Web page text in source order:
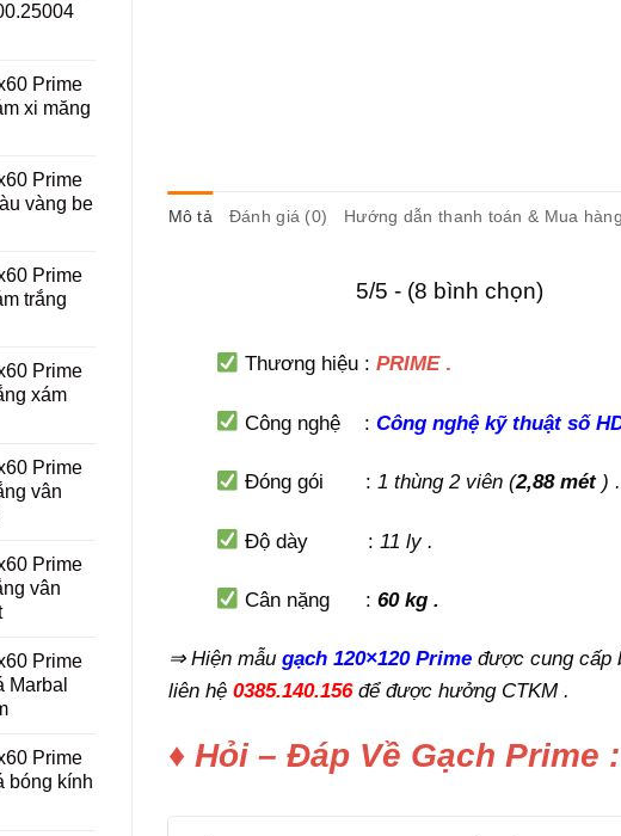
Prime
xi măng
Prime
vàng be
Prime
trắng
Prime
xám
Prime
vân
Prime
vân
Prime
Marbal
Prime
bóng kính
Mô tả Đánh giá (0) Hướng dẫn thanh toán & Mua hàng
5/5 - (8 bình chọn)
Thương hiệu :PRIME.
Công nghệ :Công nghệ kỹ thuật số
Đóng gói :1 thùng 2 viên (2,88 mét) .
Độ dày : 11 ly .
Cân nặng :60 kg .
⇒ Hiện mẫu gạch 120×120 Prime được cung cấp
liên hệ 0385.140.156để được hưởng CTKM .
♦ Hỏi – Đáp Về Gạch Prime